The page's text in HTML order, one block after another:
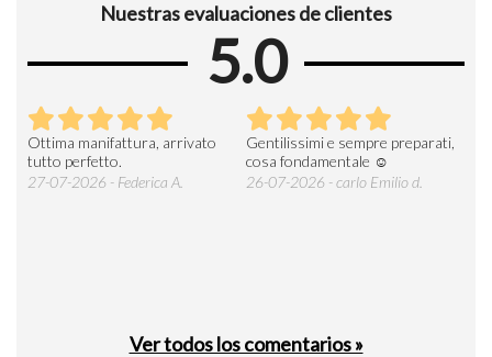
Nuestras evaluaciones de clientes
5.0
Ottima manifattura, arrivato
tutto perfetto.
27-07-2026 - Federica A.
Gentilissimi e sempre preparati,
cosa fondamentale ☺️
26-07-2026 - carlo Emilio d.
Ver todos los comentarios »